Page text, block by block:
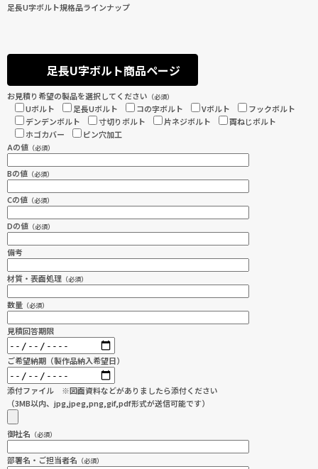
足長U字ボルト規格品ラインナップ
足長U字ボルト商品ページ
お見積り希望の製品を選択してください （必須）
Uボルト 足長Uボルト コの字ボルト Vボルト
フックボルト
デンデンボルト
寸切りボルト 片ネジボルト
両ねじボルト
ホゴカバー
ピン穴加工
Aの値 （必須）
Bの値 （必須）
Cの値 （必須）
Dの値 （必須）
備考
材質・表面処理 （必須）
数量 （必須）
見積回答期限
ご希望納期（製作品納入希望日）
添付ファイル ※図面資料などがありましたら添付ください
（3MB以内、jpg,jpeg,png,gif,pdf形式が送信可能です）
御社名 （必須）
部署名・ご担当者名 （必須）